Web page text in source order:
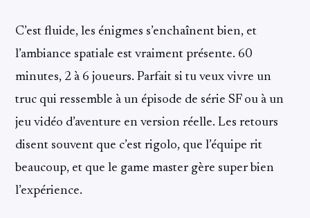
C’est fluide, les énigmes s’enchaînent bien, et
l’ambiance spatiale est vraiment présente. 60
minutes, 2 à 6 joueurs. Parfait si tu veux vivre un
truc qui ressemble à un épisode de série SF ou à un
jeu vidéo d’aventure en version réelle. Les retours
disent souvent que c’est rigolo, que l’équipe rit
beaucoup, et que le game master gère super bien
l’expérience.